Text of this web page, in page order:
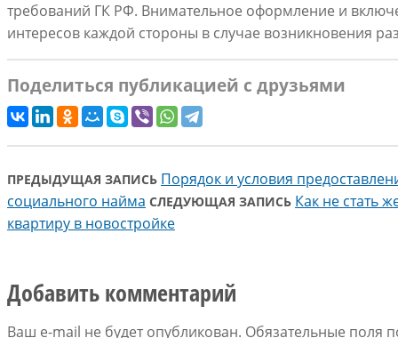
требований ГК РФ. Внимательное оформление и
интересов каждой стороны в случае возникновения
Поделиться публикацией с друзьями
ПРЕДЫДУЩАЯ ЗАПИСЬ Порядок и условия
социального найма СЛЕДУЮЩАЯ ЗАПИСЬ Как не стать
квартиру в новостройке
Добавить комментарий
Ваш e-mail не будет опубликован. Обязательные поля